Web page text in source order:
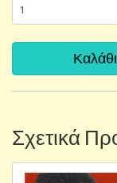
Καλάθι
Σχετικά